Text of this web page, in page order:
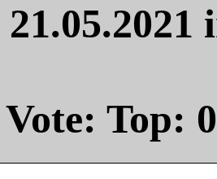
Vote: Top: 0